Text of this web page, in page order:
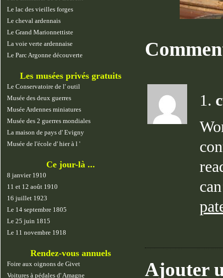
Le lac des vieilles forges
Le cheval ardennais
Le Grand Marionnettiste
La voie verte ardennaise
Le Parc Argonne découverte
Les musées privés gratuits
Le Conservatoire de l' outil
Musée des deux guerres
Musée Ardennes miniatures
Musée des 2 guerres mondiales
La maison de pays d' Evigny
Musée de l'école d' hier à l '
Ce jour-là ...
8 janvier 1910
11 et 12 août 1910
16 juillet 1923
Le 14 septembre 1805
Le 25 juin 1815
Le 11 novembre 1918
Rendez-vous annuels
Foire aux oignons de Givet
Voitures à pédales d' Amagne
1.
Ajouter